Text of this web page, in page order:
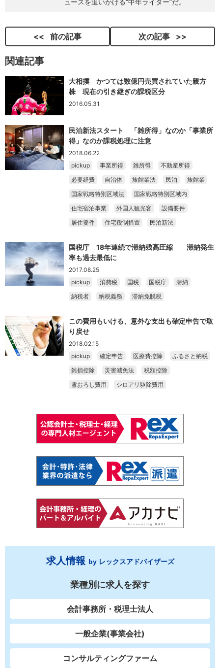
ュースを追いかける“中年ライター”だ。
前の記事 次の記事
関連記事
大相撲 かつては数億円売買されていた親方
株 現在の引き継ぎの課税区分
2016.05.31
民泊新法スタート 「雑所得」なのか「事業所
得」なのか課税処理に注意
2018.06.22
pickup
事業所得 雑所得
不動産所得
必要経費
自治体 旅館業法 民泊
旅館業
国家戦略特別区域法
国家戦略特別区域内
住宅宿泊事業
外国人観光客
設備要件
居住要件
住宅税制措置 民泊新法
国税庁 18年連続で滞納残高圧縮 滞納発生
率も過去最低に
2017.08.25
pickup
消費税 国税 国税庁
滞納
納税者
納税義務 滞納免脱税
この費用もいける、意外な支出も確定申告で取
り戻せ
2018.02.15
pickup
確定申告 医療費控除
ふるさと納税
雑損控除
災害減免法
税額控除
雪おろし費用
シロアリ駆除費用
求人情報 by レックスアドバイザーズ
業種別に求人を探す
会計事務所・税理士法人
一般企業(事業会社)
コンサルティングファーム